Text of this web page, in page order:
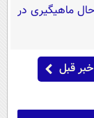
ماهیگیری در
خبر قبل